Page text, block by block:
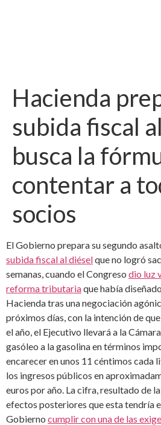
Hacienda
subida fiscal
busca la
contentar a
socios
El Gobierno prepara su segundo
subida fiscal al diéselque no logró
semanas, cuando el Congreso dio luz
reforma tributariaque había
Hacienda tras una negociación
próximos días, con la intención de
el año, el Ejecutivo llevará a la
gasóleo a la gasolina en términos
encarecer en unos 11 céntimos
los ingresos públicos en
euros por año. La cifra, resultado de
efectos posteriores que esta tendría
Gobierno cumplir con una de las